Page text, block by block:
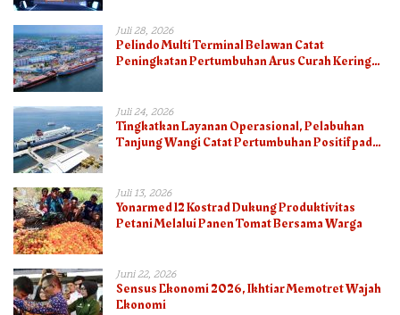
Juli 28, 2026
Pelindo Multi Terminal Belawan Catat
Peningkatan Pertumbuhan Arus Curah Kering
Juli 24, 2026
Tingkatkan Layanan Operasional, Pelabuhan
Tanjung Wangi Catat Pertumbuhan Positif pada
Juli 13, 2026
Yonarmed 12 Kostrad Dukung Produktivitas
Petani Melalui Panen Tomat Bersama Warga
Juni 22, 2026
Sensus Ekonomi 2026, Ikhtiar Memotret Wajah
Ekonomi